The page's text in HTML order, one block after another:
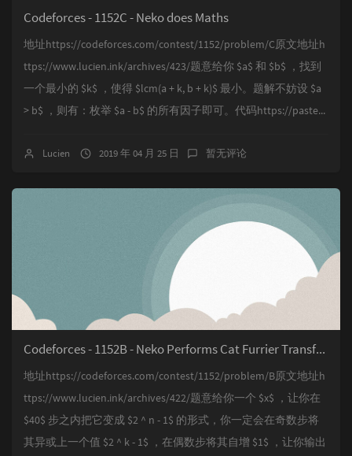
Codeforces - 1152C - Neko does Maths
地址https://codeforces.com/contest/1152/problem/C原文地址h
ttps://www.lucien.ink/archives/423/题意给你 $a$ 和 $b$ ，找到
一个最小的 $k$ ，使得 $lcm(a + k, b + k)$ 最小。题解不妨设 $a
> b$ ，则有：枚举 $a - b$ 的所有因子即可。代码https://paste...
Lucien 2019 年 04 月 25 日 暂无评论
Codeforces - 1152B - Neko Performs Cat Furrier Transform
地址https://codeforces.com/contest/1152/problem/B原文地址h
ttps://www.lucien.ink/archives/422/题意给你一个 $x$ ，让你在
$40$ 步之内把它变成 $2 ^ n - 1$ 的形式，你一定会在奇数步将
其异或上一个值 $2 ^ k - 1$ ，在偶数步将其自增 $1$ ，让你输出